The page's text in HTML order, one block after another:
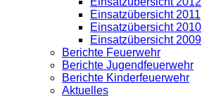
Einsatzübersicht 2011
Einsatzübersicht 2010
Einsatzübersicht 2009
Berichte Feuerwehr
Berichte Jugendfeuerwehr
Berichte Kinderfeuerwehr
Aktuelles